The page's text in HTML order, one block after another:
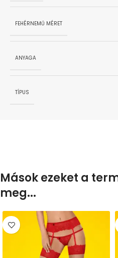
FEHÉRNEMŰ MÉRET
ANYAGA
TÍPUS
Mások ezeket a
meg...